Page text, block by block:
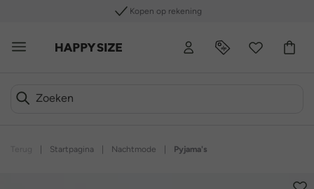
Kopen op rekening
Startpagina Nachtmode Pyjama's